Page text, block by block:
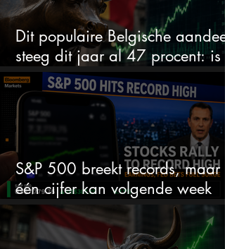
Dit populaire Belgische aandeel
steeg dit jaar al 47 procent: is
ruimte voor meer?
S&P 500 breekt records, maar
één cijfer kan volgende week
alles veranderen